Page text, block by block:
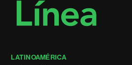
LATINOAMÉRICA